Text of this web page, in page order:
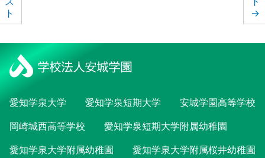
ト
→
愛知学泉大学 愛知学泉短期大学
安城学園高等学校
岡崎城西高等学校
愛知学泉短期大学附属幼稚園
愛知学泉大学附属幼稚園
愛知学泉大学附属桜井幼稚園